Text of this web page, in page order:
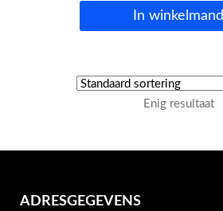
In winkelmand
Enig resultaat
ADRESGEGEVENS